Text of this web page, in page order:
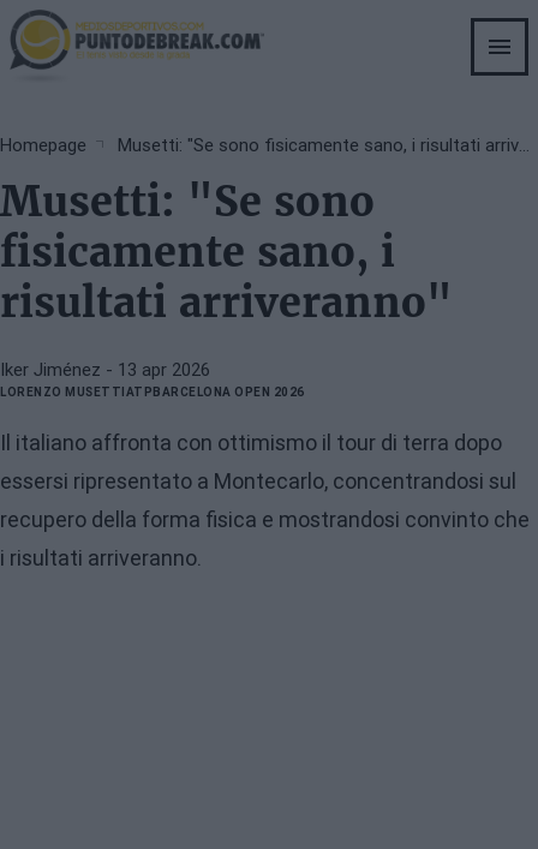
Skip
to
main
Breadcrumb
Homepage Musetti: "Se sono fisicamente sano, i risultati arriveranno"
Musetti: "Se sono
fisicamente sano, i
risultati arriveranno"
Iker Jiménez - 13 apr 2026
LORENZO MUSETTI ATP BARCELONA OPEN 2026
Il italiano affronta con ottimismo il tour di terra dopo
essersi ripresentato a Montecarlo, concentrandosi sul
recupero della forma fisica e mostrandosi convinto che
i risultati arriveranno.